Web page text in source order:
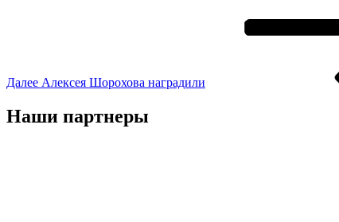
Далее Алексея Шорохова наградили
Наши партнеры